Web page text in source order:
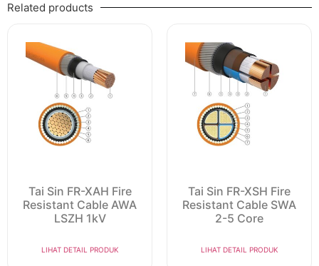
Related products
Tai Sin FR-XAH Fire
Resistant Cable AWA
LSZH 1kV
LIHAT DETAIL PRODUK
Tai Sin FR-XSH Fire
Resistant Cable SWA
2-5 Core
LIHAT DETAIL PRODUK